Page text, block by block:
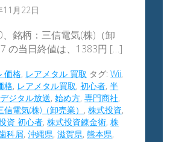
11月22日
、銘柄：三信電気(株)（卸
の当日終値は、1383円 […]
価格, レアメタル 買取 タグ:Wii,
格, レアメタル買取,初心者,半
ジタル放送,始め方,専門商社,
電気(株)（卸売業） ,株式投資,
資 初心者,株式投資錬金術,株
科屑,沖縄県,滋賀県,熊本県,